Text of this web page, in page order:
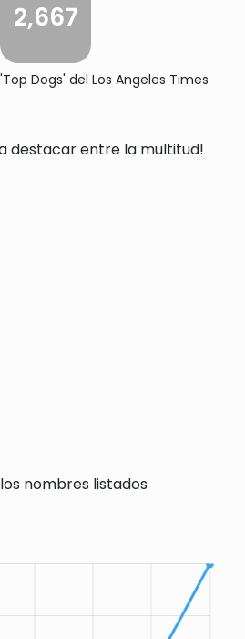
2,667
'Top Dogs' del Los Angeles Times
destacar entre la multitud!
nombres listados